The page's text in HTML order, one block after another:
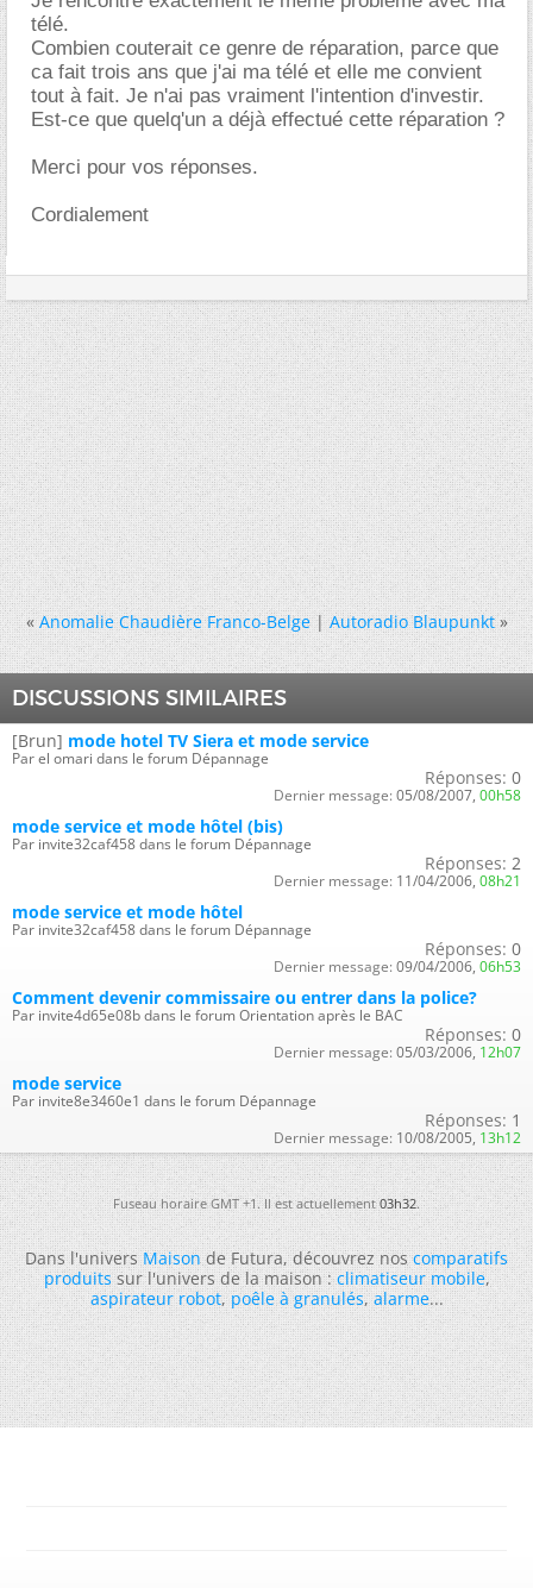
télé.
Combien couterait ce genre de réparation, parce que
ca fait trois ans que j'ai ma télé et elle me convient
tout à fait. Je n'ai pas vraiment l'intention d'investir.
Est-ce que quelq'un a déjà effectué cette réparation ?
Merci pour vos réponses.
Cordialement
« Anomalie Chaudière Franco-Belge|Autoradio Blaupunkt »
DISCUSSIONS SIMILAIRES
[Brun] mode hotel TV Siera et mode service
Par el omari dans le forum Dépannage
Réponses: 0
Dernier message: 05/08/2007, 00h58
mode service et mode hôtel (bis)
Par invite32caf458 dans le forum Dépannage
Réponses: 2
Dernier message: 11/04/2006, 08h21
mode service et mode hôtel
Par invite32caf458 dans le forum Dépannage
Réponses: 0
Dernier message: 09/04/2006, 06h53
Comment devenir commissaire ou entrer dans la police?
Par invite4d65e08b dans le forum Orientation après le BAC
Réponses: 0
Dernier message: 05/03/2006, 12h07
mode service
Par invite8e3460e1 dans le forum Dépannage
Réponses: 1
Dernier message: 10/08/2005, 13h12
Fuseau horaire GMT +1. Il est actuellement03h32.
Dans l'universMaisonde Futura, découvrez noscomparatifs
produitssur l'univers de la maison :climatiseur mobile,
aspirateur robot,poêle à granulés,alarme...